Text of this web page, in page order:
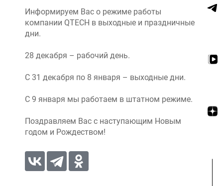
Информируем Вас о режиме работы
компании QTECH в выходные и праздничные
дни.
28 декабря – рабочий день.
С 31 декабря по 8 января – выходные дни.
С 9 января мы работаем в штатном режиме.
Поздравляем Вас с наступающим Новым
годом и Рождеством!